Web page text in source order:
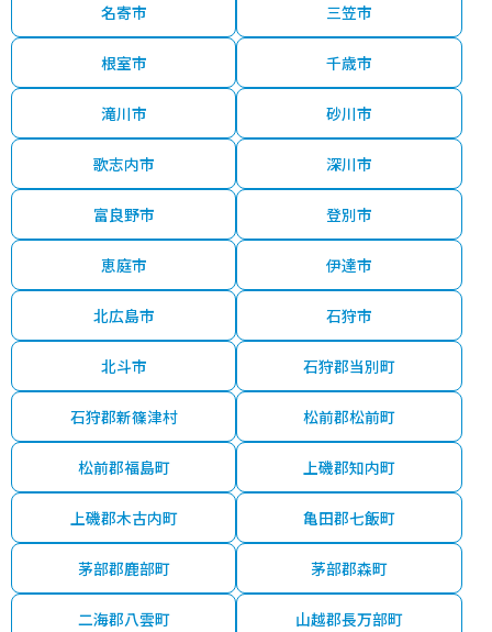
名寄市 三笠市
根室市 千歳市
滝川市 砂川市
歌志内市 深川市
富良野市 登別市
恵庭市 伊達市
北広島市 石狩市
北斗市 石狩郡当別町
石狩郡新篠津村 松前郡松前町
松前郡福島町 上磯郡知内町
上磯郡木古内町 亀田郡七飯町
茅部郡鹿部町 茅部郡森町
二海郡八雲町 山越郡長万部町